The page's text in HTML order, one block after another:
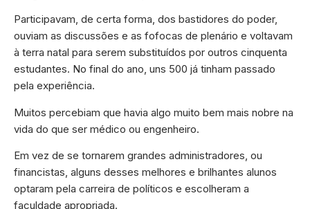
Participavam, de certa forma, dos bastidores do poder,
ouviam as discussões e as fofocas de plenário e voltavam
à terra natal para serem substituídos por outros cinquenta
estudantes. No final do ano, uns 500 já tinham passado
pela experiência.
Muitos percebiam que havia algo muito bem mais nobre na
vida do que ser médico ou engenheiro.
Em vez de se tornarem grandes administradores, ou
financistas, alguns desses melhores e brilhantes alunos
optaram pela carreira de políticos e escolheram a
faculdade apropriada.